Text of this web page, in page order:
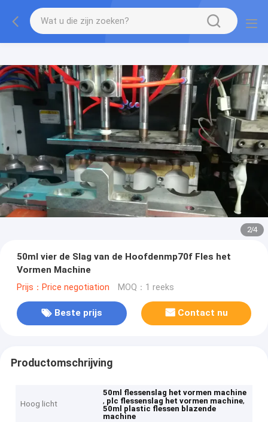
2/4
50ml vier de Slag van de Hoofdenmp70f Fles het
Vormen Machine
Prijs：Price negotiation MOQ：1 reeks
Beste prijs Contact nu
Productomschrijving
Hoog licht
50ml flessenslag het vormen machine
, plc flessenslag het vormen machine,
50ml plastic flessen blazende
machine